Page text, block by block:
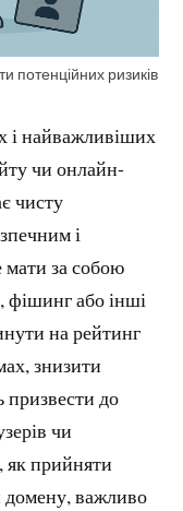
потенційних ризиків
і найважливіших
чи онлайн-
чисту
і
мати за собою
фішинг або інші
на рейтинг
знизити
призвести до
чи
прийняти
домену, важливо